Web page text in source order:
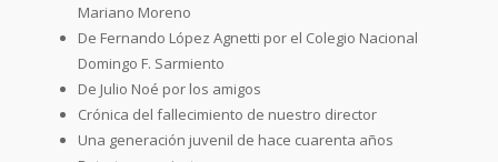
Mariano Moreno
De Fernando López Agnetti por el Colegio Nacional
Domingo F. Sarmiento
De Julio Noé por los amigos
Crónica del fallecimiento de nuestro director
Una generación juvenil de hace cuarenta años